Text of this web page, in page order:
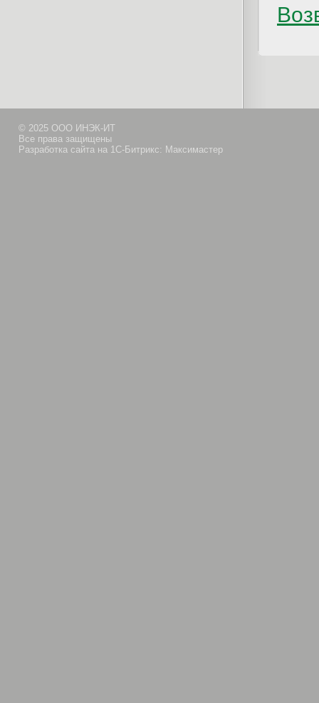
© 2025 ООО ИНЭК-ИТ
Все права защищены
Разработка сайта на 1С-Битрикс: Максимастер